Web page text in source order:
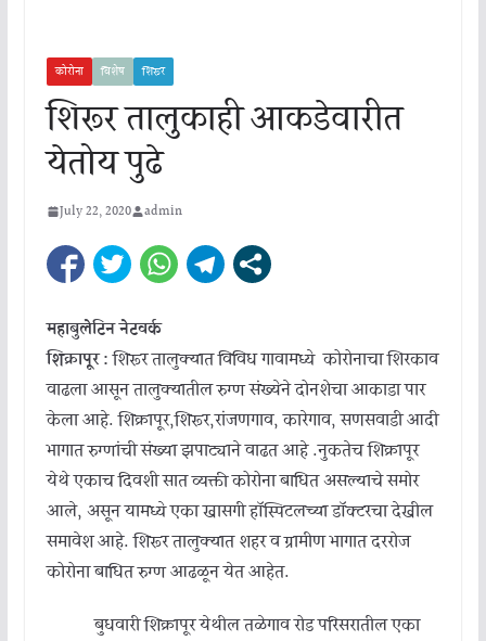
कोरोना विशेष शिरूर
शिरूर तालुकाही आकडेवारीत
येतोय पुढे
July 22, 2020 admin
महाबुलेटिन नेटवर्क
शिक्रापूर :शिरूर तालुक्यात विविध गावामध्ये कोरोनाचा शिरकाव
वाढला आसून तालुक्यातील रुग्ण संख्येने दोनशेचा आकाडा पार
केला आहे. शिक्रापूर,शिरूर,रांजणगाव, कारेगाव, सणसवाडी आदी
भागात रुग्णांची संख्या झपाट्याने वाढत आहे .नुकतेच शिक्रापूर
येथे एकाच दिवशी सात व्यक्ती कोरोना बाधित असल्याचे समोर
आले, असून यामध्ये एका खासगी हॉस्पिटलच्या डॉक्टरचा देखील
समावेश आहे. शिरूर तालुक्यात शहर व ग्रामीण भागात दररोज
कोरोना बाधित रुग्ण आढळून येत आहेत.
बुधवारी शिक्रापूर येथील तळेगाव रोड परिसरातील एका